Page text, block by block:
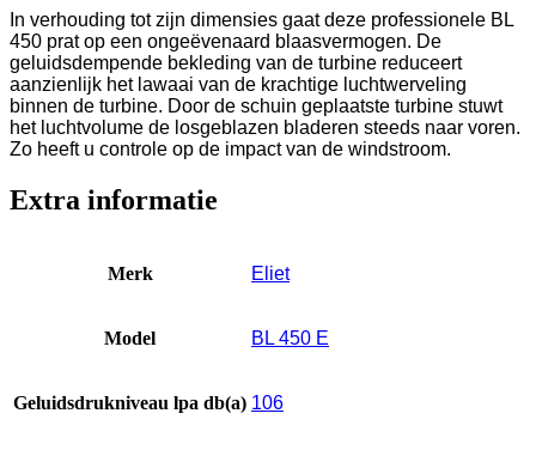
In verhouding tot zijn dimensies gaat deze professionele BL
450 prat op een ongeëvenaard blaasvermogen. De
geluidsdempende bekleding van de turbine reduceert
aanzienlijk het lawaai van de krachtige luchtwerveling
binnen de turbine. Door de schuin geplaatste turbine stuwt
het luchtvolume de losgeblazen bladeren steeds naar voren.
Zo heeft u controle op de impact van de windstroom.
Extra informatie
Merk Eliet
Model BL 450 E
Geluidsdrukniveau lpa db(a) 106